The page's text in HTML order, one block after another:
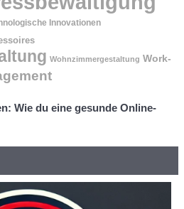
Innovationen
Wohnzimmergestaltung Work-
Wie du eine gesunde Online-